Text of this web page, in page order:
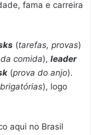
fama e carreira
(tarefas, provas)
comida), leader
(prova do anjo).
), logo
aqui no Brasil